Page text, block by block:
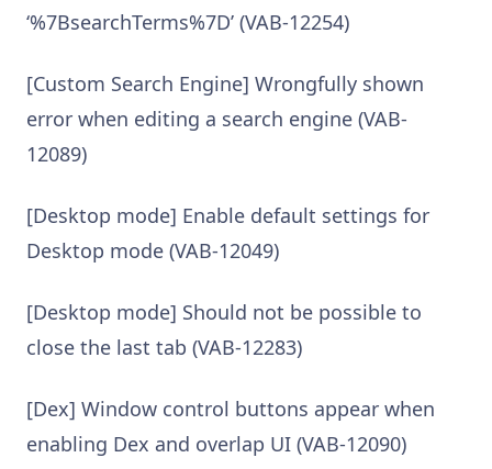
‘%7BsearchTerms%7D’ (VAB-12254)
[Custom Search Engine] Wrongfully shown
error when editing a search engine (VAB-
12089)
[Desktop mode] Enable default settings for
Desktop mode (VAB-12049)
[Desktop mode] Should not be possible to
close the last tab (VAB-12283)
[Dex] Window control buttons appear when
enabling Dex and overlap UI (VAB-12090)